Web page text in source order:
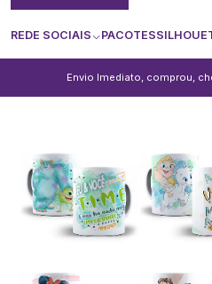
REDE SOCIAIS PACOTES
Envio Imediato, comprou,